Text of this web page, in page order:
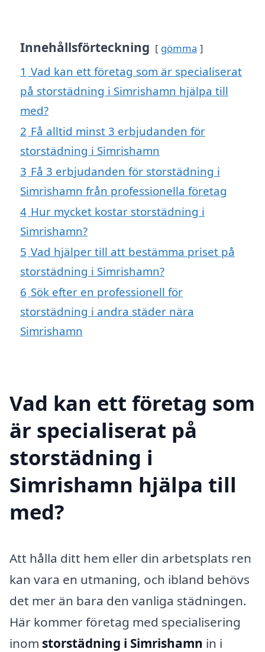
Innehållsförteckning gömma
1 Vad kan ett företag som är specialiserat
på storstädning i Simrishamn hjälpa till
med?
2 Få alltid minst 3 erbjudanden för
storstädning i Simrishamn
3 Få 3 erbjudanden för storstädning i
Simrishamn från professionella företag
4 Hur mycket kostar storstädning i
Simrishamn?
5 Vad hjälper till att bestämma priset på
storstädning i Simrishamn?
6 Sök efter en professionell för
storstädning i andra städer nära
Simrishamn
Vad kan ett företag som
är specialiserat på
storstädning i
Simrishamn hjälpa till
med?
Att hålla ditt hem eller din arbetsplats ren
kan vara en utmaning, och ibland behövs
det mer än bara den vanliga städningen.
Här kommer företag med specialisering
inom storstädning i Simrishamn in i